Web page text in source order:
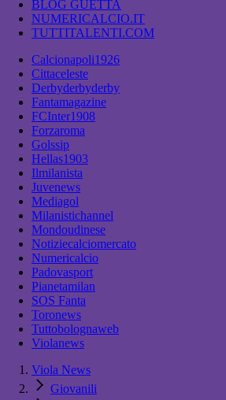
BLOG GUETTA
NUMERICALCIO.IT
TUTTITALENTI.COM
Calcionapoli1926
Cittaceleste
Derbyderbyderby
Fantamagazine
FCInter1908
Forzaroma
Golssip
Hellas1903
Ilmilanista
Juvenews
Mediagol
Milanistichannel
Mondoudinese
Notiziecalciomercato
Numericalcio
Padovasport
Pianetamilan
SOS Fanta
Toronews
Tuttobolognaweb
Violanews
Viola News
Giovanili